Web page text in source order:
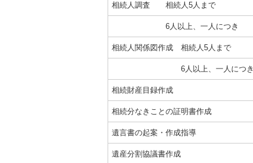
相続人調査 相続人5人まで
6人以上、一人につき
相続人関係図作成 相続人5人まで
6人以上、一人につき
相続財産目録作成
相続分なきことの証明書作成
遺言書の起案・作成指導
遺産分割協議書作成